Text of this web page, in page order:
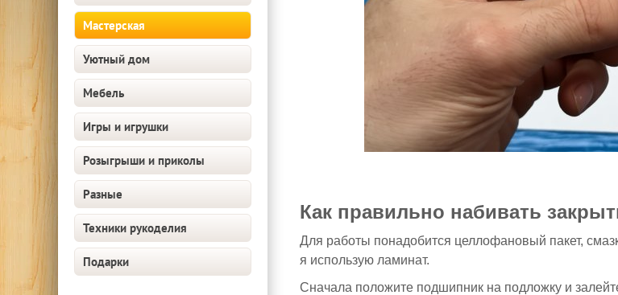
Мастерская
Уютный дом
Мебель
Игры и игрушки
Розыгрыши и приколы
Разные
Техники рукоделия
Подарки
Как правильно набивать
Для работы понадобится целлофановый пакет,
я использую ламинат.
Сначала положите подшипник на подложку и